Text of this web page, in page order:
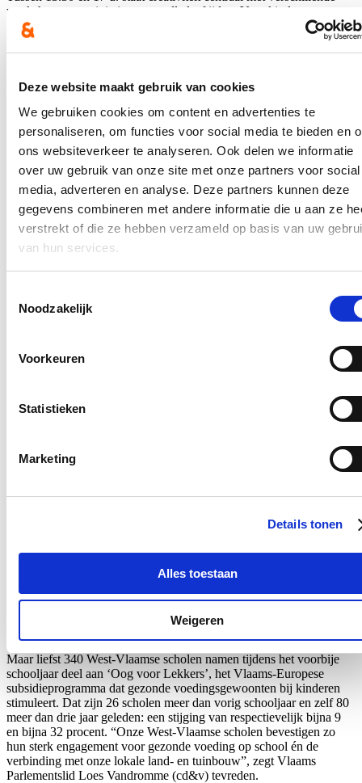
Deze website maakt gebruik van cookies
We gebruiken cookies om content en advertenties te
personaliseren, om functies voor social media te bieden en
ons websiteverkeer te analyseren. Ook delen we informatie
over uw gebruik van onze site met onze partners voor social
media, adverteren en analyse. Deze partners kunnen deze
gegevens combineren met andere informatie die u aan ze
verstrekt of die ze hebben verzameld op basis van uw
van hun services.
Noodzakelijk
Voorkeuren
Statistieken
Marketing
Details tonen
Alles toestaan
Weigeren
workshops en activiteiten voor alle leeftijden. Voor kinderen en
families zijn er doorlopend onder andere een Maakbib-special, een
bloemenatelier, een feestatelier, een archiefdoosplooiwedstrijd en
een workshop stamboom maken. Daar hoef je niet voor in te
Voor boekenliefhebbers van 7 tot 12 jaar komen enkele jeugdauteurs
van De Leesjury op bezoek. Schrijf je in voor een interactieve
workshop of een lezing:
14 tot 15 u.: workshop met Jan Van Lierde
14.30 tot 15.30 u.: lezing door Mark Tijsmans
15.30 tot 16.30 u.: workshop met Marthe Verhoest
Om 15 u. kunnen kinderen genieten van een gezellig
voorleesmomentje met ‘Met Martha naar de Hommelpluk’.
Daarnaast is er een kleine openluchttentoonstelling met foto’s van de
Blijf je graag op de hoogte?
bovenstaand e-mailadres.
Recordaantal West-Vlaamse scholen kiest voor Oog
voor Lekkers
Maar liefst 340 West-Vlaamse scholen namen tijdens het voorbije
schooljaar deel aan ‘Oog voor Lekkers’, het Vlaams-Europese
subsidieprogramma dat gezonde voedingsgewoonten bij kinderen
stimuleert. Dat zijn 26 scholen meer dan vorig schooljaar en zelf 80
meer dan drie jaar geleden: een stijging van respectievelijk bijna 9
en bijna 32 procent. “Onze West-Vlaamse scholen bevestigen zo
hun sterk engagement voor gezonde voeding op school én de
verbinding met onze lokale land- en tuinbouw”, zegt Vlaams
Parlementslid Loes Vandromme (cd&v) tevreden.